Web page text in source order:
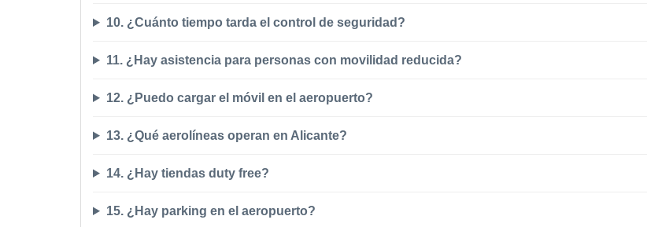
10. ¿Cuánto tiempo tarda el control de seguridad?
11. ¿Hay asistencia para personas con movilidad reducida?
12. ¿Puedo cargar el móvil en el aeropuerto?
13. ¿Qué aerolíneas operan en Alicante?
14. ¿Hay tiendas duty free?
15. ¿Hay parking en el aeropuerto?